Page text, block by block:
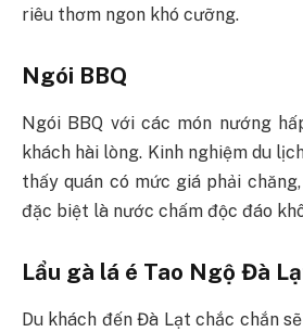
riêu thơm ngon khó cưỡng.
Ngói BBQ
Ngói BBQ với các món nướng
khách hài lòng. Kinh nghiệm du
thấy quán có mức giá phải
đặc biệt là nước chấm độc đáo
Lẩu gà lá é Tao Ngộ Đà
Du khách đến Đà Lạt chắc chắn